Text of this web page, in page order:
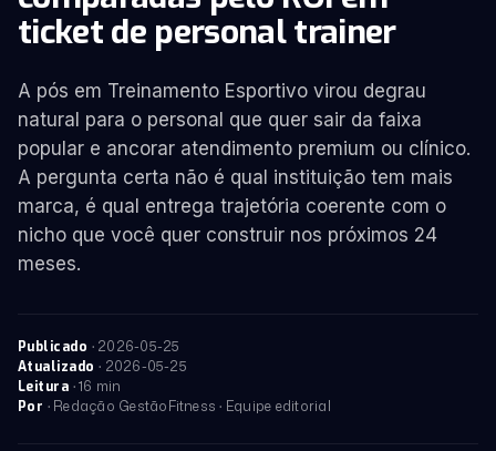
ticket de personal trainer
A pós em Treinamento Esportivo virou degrau
natural para o personal que quer sair da faixa
popular e ancorar atendimento premium ou clínico.
A pergunta certa não é qual instituição tem mais
marca, é qual entrega trajetória coerente com o
nicho que você quer construir nos próximos 24
meses.
Publicado · 2026-05-25
Atualizado · 2026-05-25
Leitura · 16 min
Por · Redação GestãoFitness · Equipe editorial